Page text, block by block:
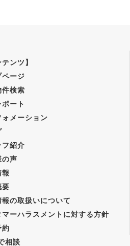
テンツ】
ページ
件検索
ート
ォメーション
フ紹介
の声
要
報の取扱いについて
マーハラスメントに対する方針
約
相談